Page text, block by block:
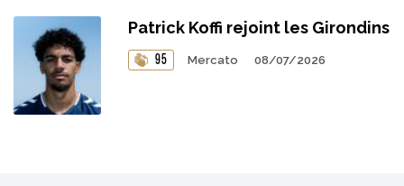
Patrick Koffi rejoint les Girondins
95 Mercato 08/07/2026